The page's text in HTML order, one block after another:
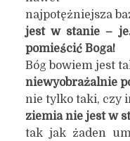
najpotężniejsza
jest w stanie –
pomieścić Boga!
Bóg bowiem jest
niewyobrażalnie
nie tylko taki, czy
ziemia nie jest w
tak jak żaden